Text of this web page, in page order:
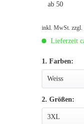
ab50
inkl. MwSt.zzgl.
Lieferzeit
1. Farben:
2. Größen: